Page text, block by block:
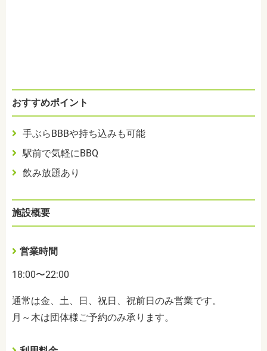
おすすめポイント
手ぶらBBBや持ち込みも可能
駅前で気軽にBBQ
飲み放題あり
施設概要
営業時間
18:00〜22:00
通常は金、土、日、祝日、祝前日のみ営業です。
月～木は団体様ご予約のみ承ります。